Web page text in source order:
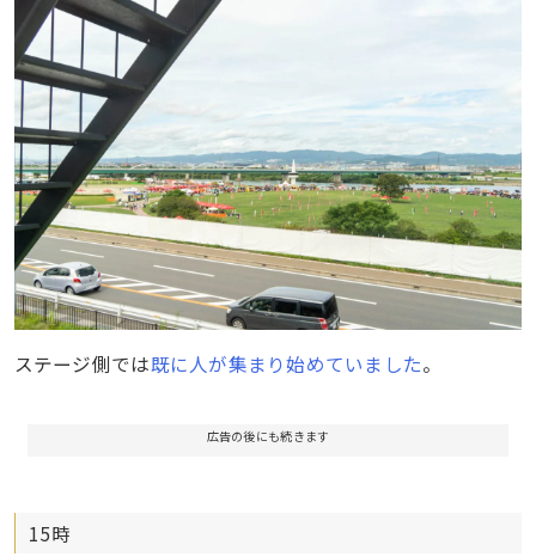
ステージ側では既に人が集まり始めていました。
広告の後にも続きます
15時